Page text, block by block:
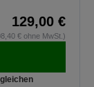
129,00 €
€ ohne MwSt.)